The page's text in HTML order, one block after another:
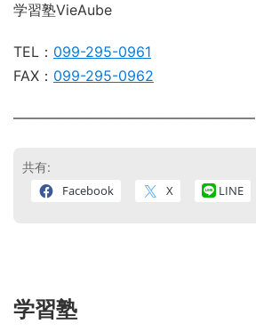
学習塾VieAube
TEL： 099-295-0961
FAX： 099-295-0962
―――――――――――――――――
共有:
Facebook X LINE
学習塾